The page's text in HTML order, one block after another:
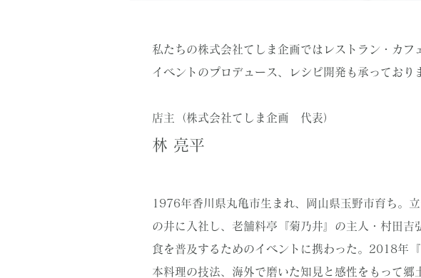
私たちの株式会社てしま企画ではレストラン・カフ
イベントのプロデュース、レシピ開発も承っており
店主（株式会社てしま企画 代表）
林 亮平
1976年香川県丸亀市生まれ、岡山県玉野市育ち。
の井に入社し、老舗料亭『菊乃井』の主人・村田
食を普及するためのイベントに携わった。2018年
本料理の技法、海外で磨いた知見と感性をもって郷